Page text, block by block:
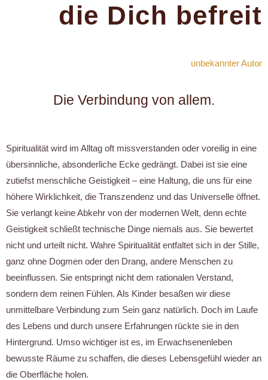
die Dich befreit
unbekannter Autor
Die Verbindung von allem.
Spiritualität wird im Alltag oft missverstanden oder voreilig in eine
übersinnliche, absonderliche Ecke gedrängt. Dabei ist sie eine
zutiefst menschliche Geistigkeit – eine Haltung, die uns für eine
höhere Wirklichkeit, die Transzendenz und das Universelle öffnet.
Sie verlangt keine Abkehr von der modernen Welt, denn echte
Geistigkeit schließt technische Dinge niemals aus. Sie bewertet
nicht und urteilt nicht. Wahre Spiritualität entfaltet sich in der Stille,
ganz ohne Dogmen oder den Drang, andere Menschen zu
beeinflussen. Sie entspringt nicht dem rationalen Verstand,
sondern dem reinen Fühlen. Als Kinder besaßen wir diese
unmittelbare Verbindung zum Sein ganz natürlich. Doch im Laufe
des Lebens und durch unsere Erfahrungen rückte sie in den
Hintergrund. Umso wichtiger ist es, im Erwachsenenleben
bewusste Räume zu schaffen, die dieses Lebensgefühl wieder an
die Oberfläche holen.